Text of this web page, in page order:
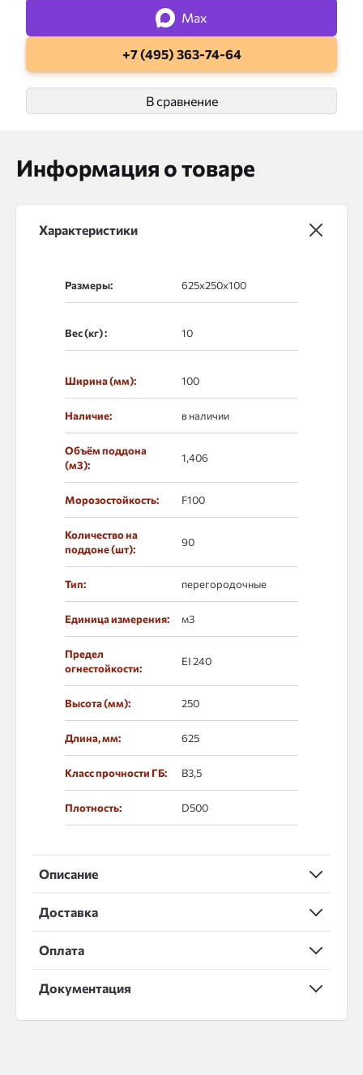
Max
+7 (495) 363-74-64
В сравнение
Информация о товаре
Характеристики
Размеры:
Вес (кг) :
Ширина (мм): 100
Наличие: в наличии
Объём поддона
(м3):
1,406
Морозостойкость: F100
Количество на
поддоне (шт):
90
Тип: перегородочные
Единица измерения: м3
Предел
огнестойкости:
EI 240
Высота (мм): 250
Длина, мм: 625
Класс прочности ГБ: B3,5
Плотность: D500
Описание
Доставка
Оплата
Документация